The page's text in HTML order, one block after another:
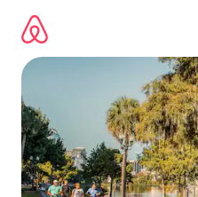
съдържанието